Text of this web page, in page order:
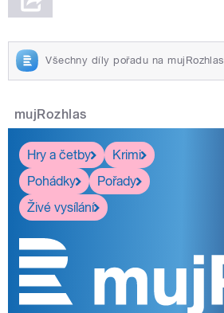
Všechny díly pořadu na mujRozhlas
mujRozhlas
Hry a četby
Krimi
Pohádky
Pořady
Živé vysílání